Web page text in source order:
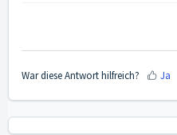
War diese Antwort hilfreich? Ja